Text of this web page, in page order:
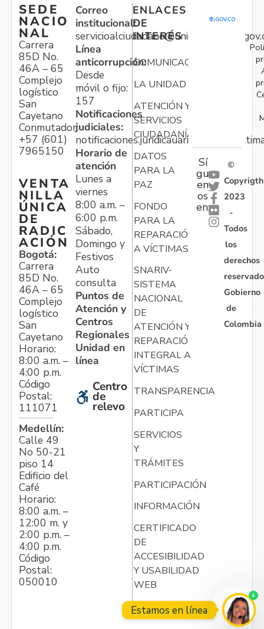
SEDE
NACIO
NAL
Carrera
85D No.
46A – 65
Complejo
logístico
San
Cayetano
Conmutador:
+57 (601)
7965150
VENTA
NILLA
ÚNICA
DE
RADIC
ACIÓN
Bogotá:
Carrera
85D No.
46A – 65
Complejo
logístico
San
Cayetano
Horario:
8:00 a.m. –
4:00 p.m.
Código
Postal:
111071
Medellín:
Calle 49
No 50-21
piso 14
Edificio del
Café
Horario:
8:00 a.m. –
12:00 m. y
2:00 p.m. –
4:00 p.m.
Código
Postal:
050010
Correo
institucional:
Línea
anticorrupción:
Desde
móvil o fijo:
157
Notificaciones
judiciales:
Horario de
atención
Lunes a
viernes
8:00 a.m. –
6:00 p.m.
Sábado,
Domingo y
Festivos
Auto
consulta
Puntos de
Atención y
Centros
Regionales
Unidad en
línea
Centro
de
relevo
ENLACES
DE
INTERÉS
COMUNICACIONES
LA UNIDAD
ATENCIÓN Y
SERVICIOS
CIUDADANÍA
DATOS
PARA LA
PAZ
FONDO
PARA LA
REPARACIÓN
A VÍCTIMAS
SNARIV-
SISTEMA
NACIONAL
DE
ATENCIÓN Y
REPARACIÓN
INTEGRAL A
VÍCTIMAS
TRANSPARENCIA
PARTICIPA
SERVICIOS
Y
TRÁMITES
PARTICIPACIÓN
INFORMACIÓN
CERTIFICADO
DE
ACCESIBILIDAD
Y USABILIDAD
WEB
Sí
gu
en
os
en:
©
Copyrigth
2023
-
Todos
los
derechos
Gobierno
de
Colombia
Estamos en línea
4